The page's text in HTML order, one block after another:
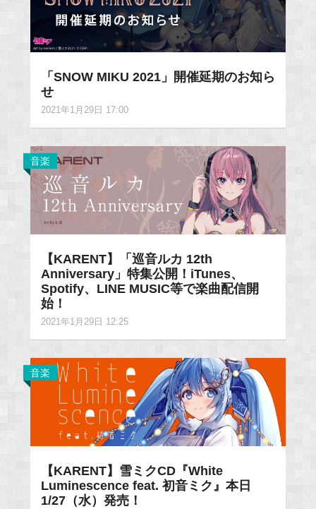
「SNOW MIKU 2021」開催延期のお知ら
せ
2021年1月29日 17:00
音楽
【KARENT】「巡音ルカ 12th
Anniversary」特集公開！iTunes、
Spotify、LINE MUSIC等で楽曲配信開
始！
2021年1月29日 12:25
音楽
【KARENT】雪ミクCD『White
Luminescence feat. 初音ミク』本日
1/27（水）発売！